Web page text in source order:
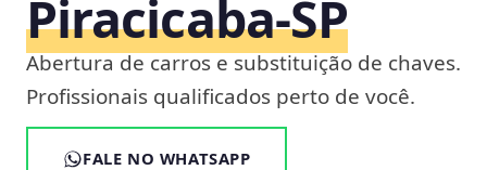
Piracicaba‑SP
Abertura de carros e substituição de chaves.
Profissionais qualificados perto de você.
FALE NO WHATSAPP